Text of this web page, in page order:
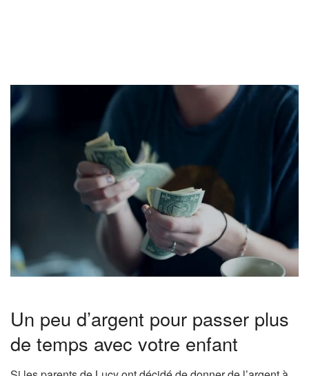
Un peu d’argent pour passer plus
de temps avec votre enfant